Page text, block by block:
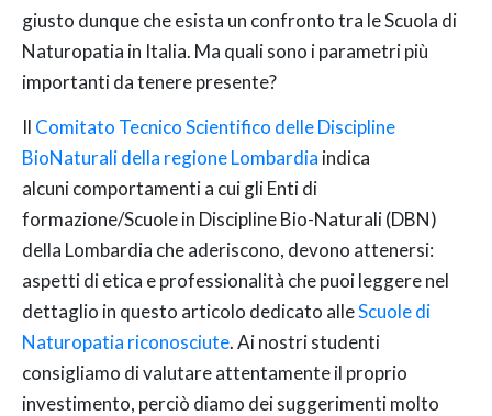
giusto dunque che esista un confronto tra le Scuola di
Naturopatia in Italia. Ma quali sono i parametri più
importanti da tenere presente?
Il Comitato Tecnico Scientifico delle Discipline
BioNaturali della regione Lombardia indica
alcuni comportamenti a cui gli Enti di
formazione/Scuole in Discipline Bio-Naturali (DBN)
della Lombardia che aderiscono, devono attenersi:
aspetti di etica e professionalità che puoi leggere nel
dettaglio in questo articolo dedicato alleScuole di
Naturopatia riconosciute. Ai nostri studenti
consigliamo di valutare attentamente il proprio
investimento, perciò diamo dei suggerimenti molto